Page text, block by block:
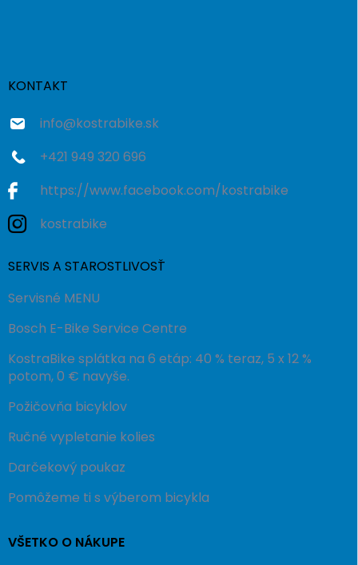
KONTAKT
info@kostrabike.sk
+421 949 320 696
https://www.facebook.com/kostrabike
kostrabike
SERVIS A STAROSTLIVOSŤ
Servisné MENU
Bosch E-Bike Service Centre
KostraBike splátka na 6 etáp: 40 % teraz, 5 x 12 %
potom, 0 € navyše.
Požičovňa bicyklov
Ručné vypletanie kolies
Darčekový poukaz
Pomôžeme ti s výberom bicykla
VŠETKO O NÁKUPE